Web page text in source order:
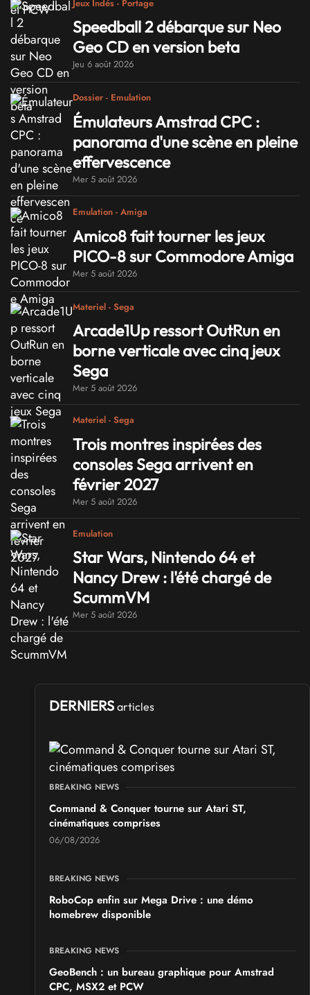
Jeux Indés - Portage
Speedball 2 débarque sur Neo
Geo CD en version beta
Jeu 6 août 2026
Dossier - Emulation
Émulateurs Amstrad CPC :
panorama d'une scène en pleine
effervescence
Mer 5 août 2026
Emulation - Amiga
Amico8 fait tourner les jeux
PICO-8 sur Commodore Amiga
Mer 5 août 2026
Materiel - Sega
Arcade1Up ressort OutRun en
borne verticale avec cinq jeux
Sega
Mer 5 août 2026
Materiel - Sega
Trois montres inspirées des
consoles Sega arrivent en
février 2027
Mer 5 août 2026
Emulation
Star Wars, Nintendo 64 et
Nancy Drew : l'été chargé de
ScummVM
Mer 5 août 2026
DERNIERS articles
BREAKING NEWS
Command & Conquer tourne sur Atari ST,
cinématiques comprises
06/08/2026
BREAKING NEWS
RoboCop enfin sur Mega Drive : une démo
homebrew disponible
BREAKING NEWS
GeoBench : un bureau graphique pour Amstrad
CPC, MSX2 et PCW